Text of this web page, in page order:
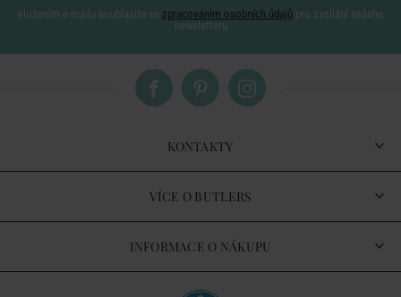
vložením e-mailu souhlasíte se zpracováním osobních údajů pro zasílání našeho
newsletteru
KONTAKTY
VÍCE O BUTLERS
INFORMACE O NÁKUPU